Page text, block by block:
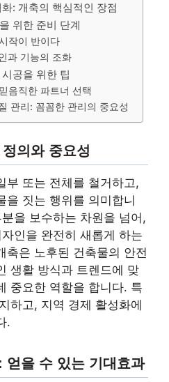
: 개축의 핵심적인 장점
위한 준비 단계
작이 반이다
과 기능의 조화
공을 위한 팁
음직한 파트너 선택
관리: 꼼꼼한 관리의 중요성
의와 중요성
부 또는 전체를 철거하고,
을 짓는 행위를 의미합니
을 보수하는 차원을 넘어,
인을 완전히 새롭게 하는
축은 노후된 건축물의 안전
생활 방식과 트렌드에 맞
중요한 역할을 합니다. 특
하고, 지역 경제 활성화에
.
얻을 수 있는 기대효과